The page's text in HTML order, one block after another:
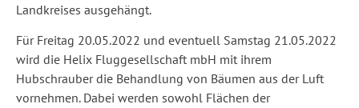
Landkreises ausgehängt.
Für Freitag 20.05.2022 und eventuell Samstag 21.05.2022
wird die Helix Fluggesellschaft mbH mit ihrem
Hubschrauber die Behandlung von Bäumen aus der Luft
vornehmen. Dabei werden sowohl Flächen der